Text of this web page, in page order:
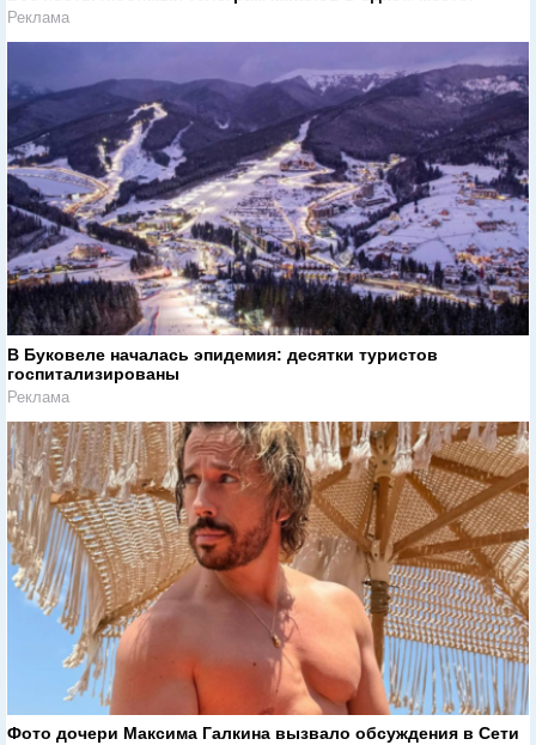
Реклама
В Буковеле началась эпидемия: десятки туристов
госпитализированы
Реклама
Фото дочери Максима Галкина вызвало обсуждения в Сети